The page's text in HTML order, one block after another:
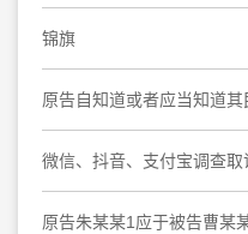
锦旗
微信、抖音、支付宝调查